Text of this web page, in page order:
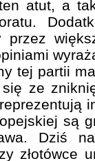
atut, a
przez
tej partii
ze
są
Dziś
złotówce